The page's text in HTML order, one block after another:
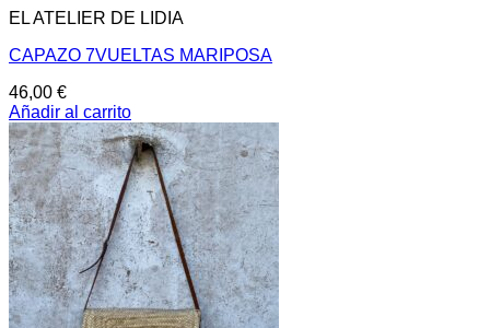
EL ATELIER DE LIDIA
CAPAZO 7VUELTAS MARIPOSA
46,00 €
Añadir al carrito